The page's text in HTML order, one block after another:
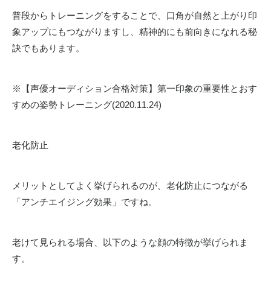
普段からトレーニングをすることで、 口角が自然と上がり印
象アップにもつながりますし、精神的にも前向きになれる秘
訣でもあります。
※
【声優オーディション合格対策】第一印象の重要性とおす
すめの姿勢トレーニング(2020.11.24)
老化防止
メリットとしてよく挙げられるのが、老化防止につながる
「アンチエイジング効果 」ですね。
老けて見られる場合、以下のような顔の特徴が挙げられま
す。